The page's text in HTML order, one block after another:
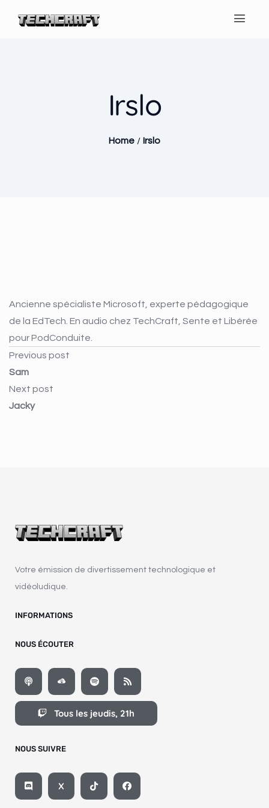
Irslo
Home / Irslo
Ancienne spécialiste Microsoft, experte pédagogique
de la EdTech. En audio chez TechCraft, Sente et Libérée
pour PodConduite.
Previous post
Sam
Next post
Jacky
Votre émission de divertissement technologique et
vidéoludique.
INFORMATIONS
NOUS ÉCOUTER
Tous les jeudis, 21h
NOUS SUIVRE
X